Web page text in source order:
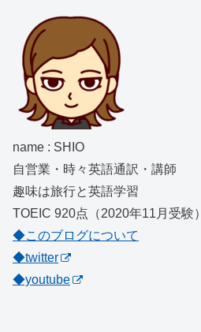
name : SHIO
自営業・時々英語通訳・講師
趣味は旅行と英語学習
TOEIC 920点（2020年11月受験）
◆このブログについて
◆twitter
◆youtube